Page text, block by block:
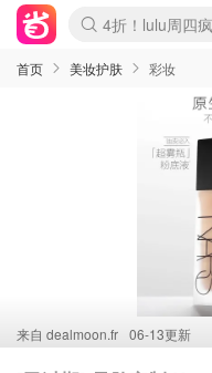
Boticinal 夏促开
4折！lulu周四
还没结束！
Joybuy变相75
速领！Stanley
疑似霸哥！
Zalando 奥莱闪
Moncler反季囤
Coach Brooklyn
首页 美妆护肤 彩妆
来自 dealmoon.fr 06-13更新